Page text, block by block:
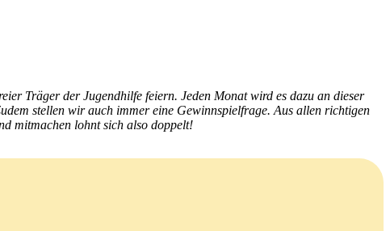
Träger der Jugendhilfe feiern. Jeden Monat wird es dazu an dieser
stellen wir auch immer eine Gewinnspielfrage. Aus allen richtigen
mitmachen lohnt sich also doppelt!